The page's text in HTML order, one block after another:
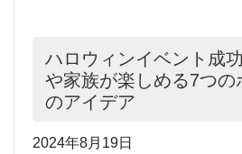
ハロウィンイベント成
や家族が楽しめる7つの
のアイデア
2024年8月19日